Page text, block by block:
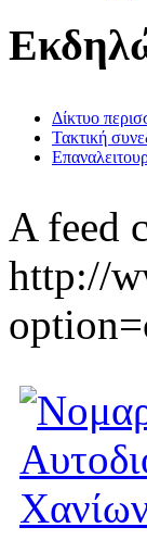
Δίκτυο
Τακτική
A feed
http://